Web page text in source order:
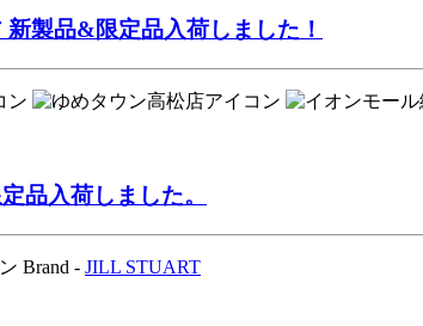
製品&限定品入荷しました！
品入荷しました。
Brand - JILL STUART